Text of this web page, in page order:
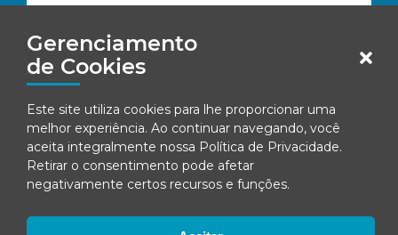
Gerenciamento
de Cookies
Este site utiliza cookies para lhe proporcionar uma
melhor experiência. Ao continuar navegando, você
aceita integralmente nossa Política de Privacidade.
Retirar o consentimento pode afetar
negativamente certos recursos e funções.
Concordo em receber comunicações da Fenacon.
Ao se inscrever, você concorda com nossa Política de Privacidade
Todos os direitos reservados.